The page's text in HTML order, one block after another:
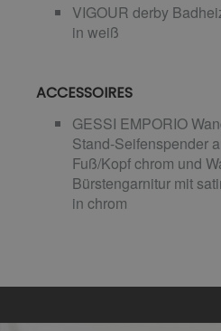
VIGOUR derby
in weiß
ACCESSOIRES
GESSI EMPORIO
Stand-Seifenspender
Fuß/Kopf chrom und
Bürstengarnitur mit
in chrom